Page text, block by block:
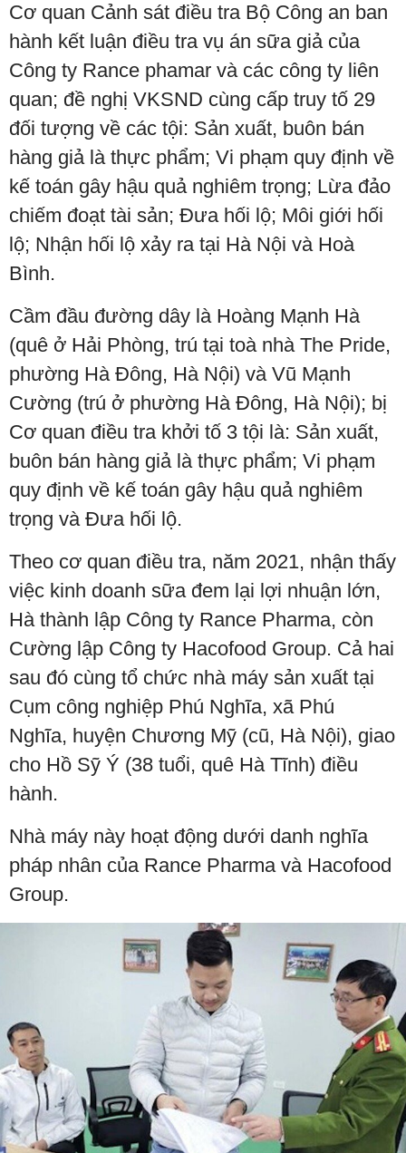
Cơ quan Cảnh sát điều tra Bộ Công an ban
hành kết luận điều tra vụ án sữa giả của
Công ty Rance phamar và các công ty liên
quan; đề nghị VKSND cùng cấp truy tố 29
đối tượng về các tội: Sản xuất, buôn bán
hàng giả là thực phẩm; Vi phạm quy định về
kế toán gây hậu quả nghiêm trọng; Lừa đảo
chiếm đoạt tài sản; Đưa hối lộ; Môi giới hối
lộ; Nhận hối lộ xảy ra tại Hà Nội và Hoà
Bình.
Cầm đầu đường dây là Hoàng Mạnh Hà
(quê ở Hải Phòng, trú tại toà nhà The Pride,
phường Hà Đông, Hà Nội) và Vũ Mạnh
Cường (trú ở phường Hà Đông, Hà Nội); bị
Cơ quan điều tra khởi tố 3 tội là: Sản xuất,
buôn bán hàng giả là thực phẩm; Vi phạm
quy định về kế toán gây hậu quả nghiêm
trọng và Đưa hối lộ.
Theo cơ quan điều tra, năm 2021, nhận thấy
việc kinh doanh sữa đem lại lợi nhuận lớn,
Hà thành lập Công ty Rance Pharma, còn
Cường lập Công ty Hacofood Group. Cả hai
sau đó cùng tổ chức nhà máy sản xuất tại
Cụm công nghiệp Phú Nghĩa, xã Phú
Nghĩa, huyện Chương Mỹ (cũ, Hà Nội), giao
cho Hồ Sỹ Ý (38 tuổi, quê Hà Tĩnh) điều
hành.
Nhà máy này hoạt động dưới danh nghĩa
pháp nhân của Rance Pharma và Hacofood
Group.